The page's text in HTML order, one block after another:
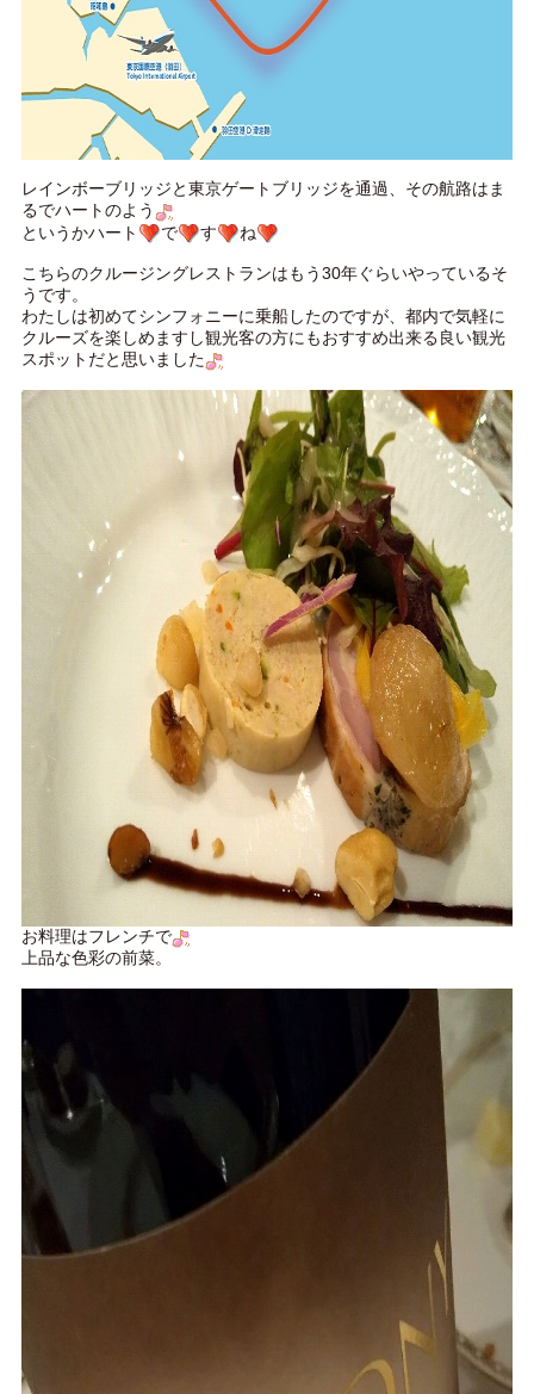
レインボーブリッジと東京ゲートブリッジを通過、その航路はま
るでハートのよう
というかハート
で す ね
こちらのクルージングレストランはもう30年ぐらいやっているそ
うです。
わたしは初めてシンフォニーに乗船したのですが、都内で気軽に
クルーズを楽しめますし観光客の方にもおすすめ出来る良い観光
スポットだと思いました
お料理はフレンチで
上品な色彩の前菜。